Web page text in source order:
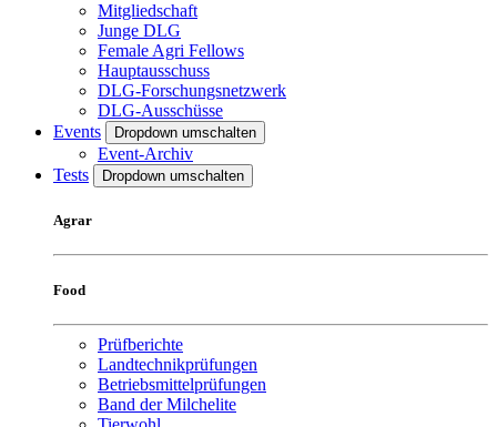
Mitgliedschaft
Junge DLG
Female Agri Fellows
Hauptausschuss
DLG-Forschungsnetzwerk
DLG-Ausschüsse
Events
Dropdown umschalten
Event-Archiv
Tests
Dropdown umschalten
Agrar
Food
Prüfberichte
Landtechnikprüfungen
Betriebsmittelprüfungen
Band der Milchelite